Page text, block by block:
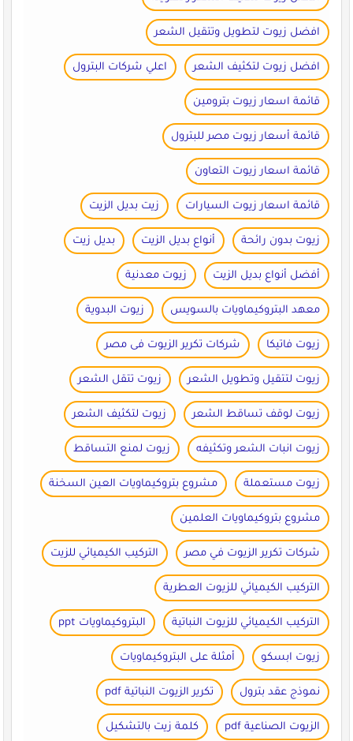
افضل زيوت لتطويل وتتقيل الشعر
افضل زيوت لتكثيف الشعر اعلي شركات البترول
قائمة اسعار زيوت بترومين
قائمة أسعار زيوت مصر للبترول
قائمة اسعار زيوت التعاون
قائمة اسعار زيوت السيارات زيت بديل الزيت
زيوت بدون رائحة أنواع بديل الزيت بديل زيت
أفضل أنواع بديل الزيت زيوت معدنية
معهد البتروكيماويات بالسويس زيوت البدوية
زيوت فاتيكا شركات تكرير الزيوت فى مصر
زيوت لتتقيل وتطويل الشعر زيوت تتقل الشعر
زيوت لوقف تساقط الشعر زيوت لتكثيف الشعر
زيوت انبات الشعر وتكثيفه زيوت لمنع التساقط
زيوت مستعملة مشروع بتروكيماويات العين السخنة
مشروع بتروكيماويات العلمين
شركات تكرير الزيوت في مصر التركيب الكيميائي للزيت
التركيب الكيميائي للزيوت العطرية
التركيب الكيميائي للزيوت النباتية البتروكيماويات ppt
زيوت ابسكو أمثلة على البتروكيماويات
نموذج عقد بترول تكرير الزيوت النباتية pdf
الزيوت الصناعية pdf كلمة زيت بالتشكيل